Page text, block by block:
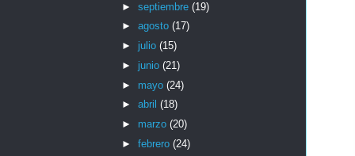
► septiembre (19)
► agosto (17)
► julio (15)
► junio (21)
► mayo (24)
► abril (18)
► marzo (20)
► febrero (24)